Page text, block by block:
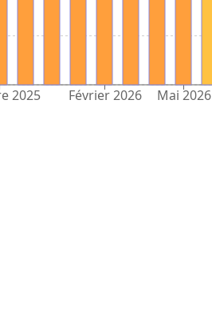
2025 Février 2026 Mai 2026